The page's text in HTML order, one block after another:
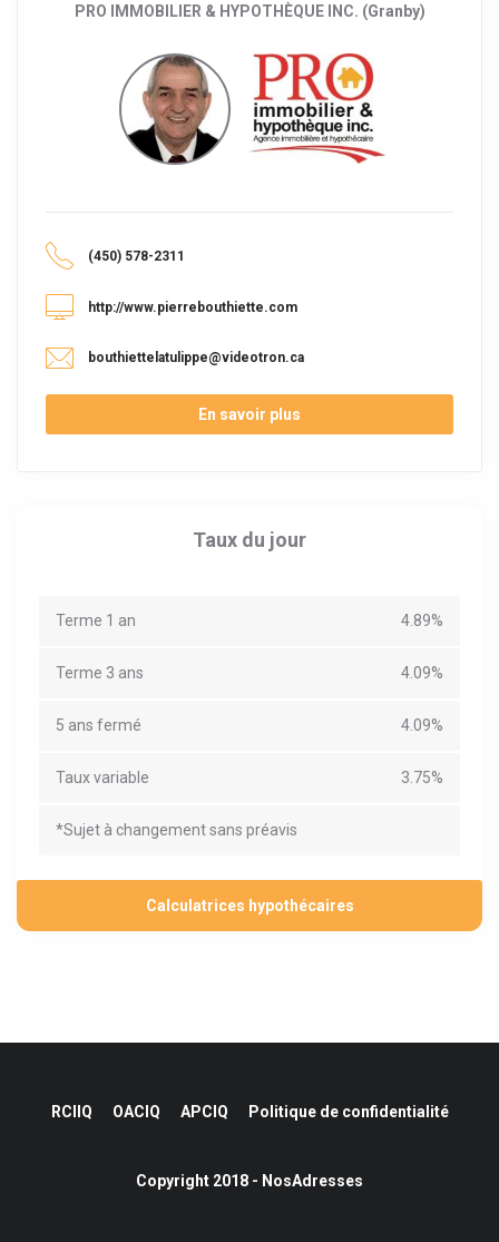
PRO IMMOBILIER & HYPOTHÈQUE INC. (Granby)
(450) 578-2311
http://www.pierrebouthiette.com
bouthiettelatulippe@videotron.ca
En savoir plus
Taux du jour
Terme 1 an 4.89%
Terme 3 ans 4.09%
5 ans fermé 4.09%
Taux variable 3.75%
*Sujet à changement sans préavis
Calculatrices hypothécaires
RCIIQ OACIQ APCIQ Politique de confidentialité
Copyright 2018 - NosAdresses